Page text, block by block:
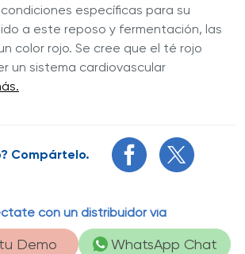
específicas para su
a este reposo y fermentación, las
color rojo. Se cree que el té rojo
un sistema cardiovascular
Compártelo.
con un distribuidor vía
Demo WhatsApp Chat